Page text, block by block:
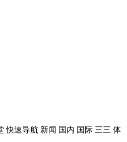
快速导航 新闻 国内 国际 三三 体